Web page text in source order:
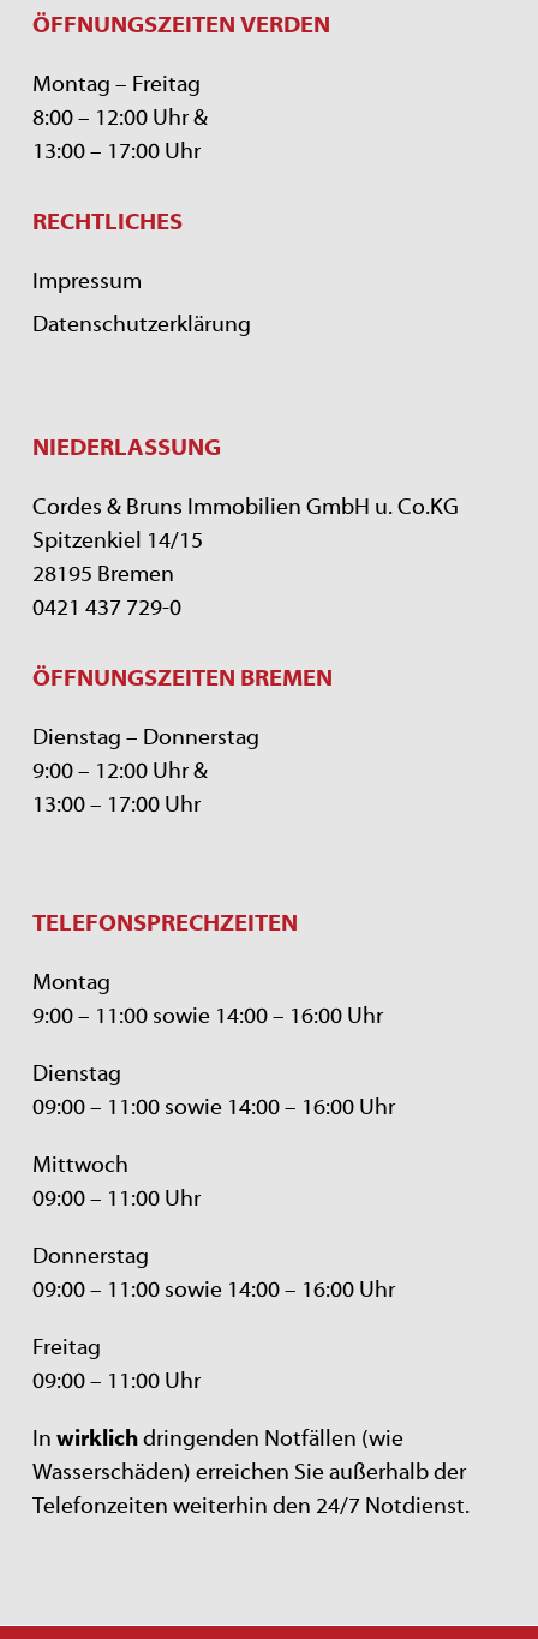
ÖFFNUNGSZEITEN VERDEN
Montag – Freitag
8:00 – 12:00 Uhr &
13:00 – 17:00 Uhr
RECHTLICHES
Impressum
Datenschutzerklärung
NIEDERLASSUNG
Cordes & Bruns Immobilien GmbH u. Co.KG
Spitzenkiel 14/15
28195 Bremen
0421 437 729-0
ÖFFNUNGSZEITEN BREMEN
Dienstag – Donnerstag
9:00 – 12:00 Uhr &
13:00 – 17:00 Uhr
TELEFONSPRECHZEITEN
Montag
9:00 – 11:00 sowie 14:00 – 16:00 Uhr
Dienstag
09:00 – 11:00 sowie 14:00 – 16:00 Uhr
Mittwoch
09:00 – 11:00 Uhr
Donnerstag
09:00 – 11:00 sowie 14:00 – 16:00 Uhr
Freitag
09:00 – 11:00 Uhr
In wirklichdringenden Notfällen (wie
Wasserschäden) erreichen Sie außerhalb der
Telefonzeiten weiterhin den 24/7 Notdienst.